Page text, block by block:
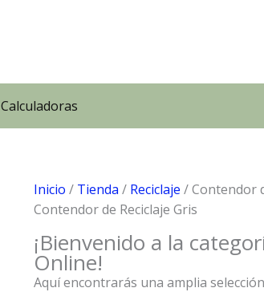
Calculadoras
Inicio / Tienda / Reciclaje / Contendor
Contendor de Reciclaje Gris
¡Bienvenido a la
Online!
Aquí encontrarás una amplia